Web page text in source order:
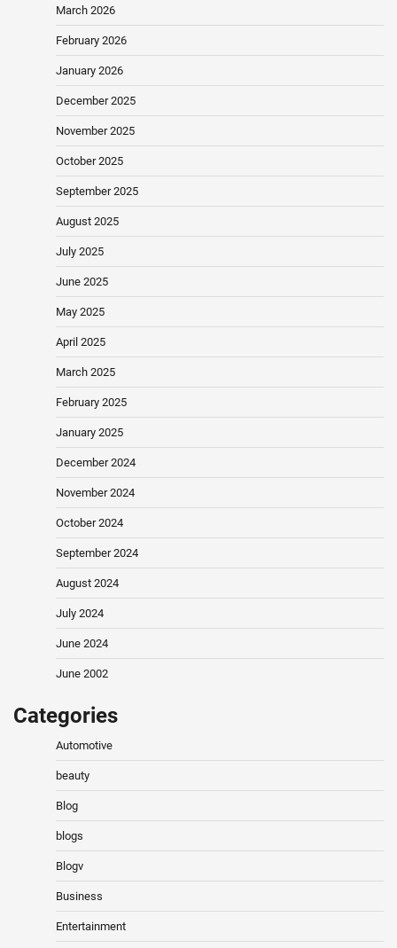
March 2026
February 2026
January 2026
December 2025
November 2025
October 2025
September 2025
August 2025
July 2025
June 2025
May 2025
April 2025
March 2025
February 2025
January 2025
December 2024
November 2024
October 2024
September 2024
August 2024
July 2024
June 2024
June 2002
Categories
Automotive
beauty
Blog
blogs
Blogv
Business
Entertainment